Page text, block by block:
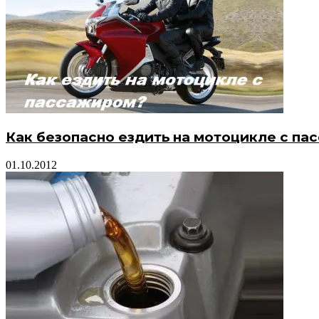
Как безопасно ездить на мотоцикле с
01.10.2012